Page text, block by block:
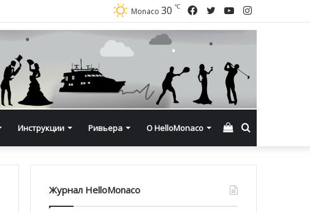
Instagram
YouTube
Twitter
Facebook
Monaco 30 ℃
Инструкции Ривьера О HelloMonaco Смотреть
корзину
Журнал HelloMonaco